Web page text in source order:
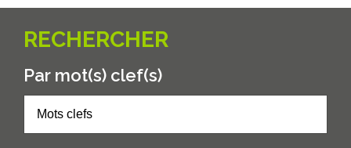
RECHERCHER
Par mot(s) clef(s)